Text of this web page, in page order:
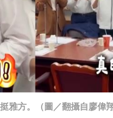
雅方。（圖／翻攝自廖偉